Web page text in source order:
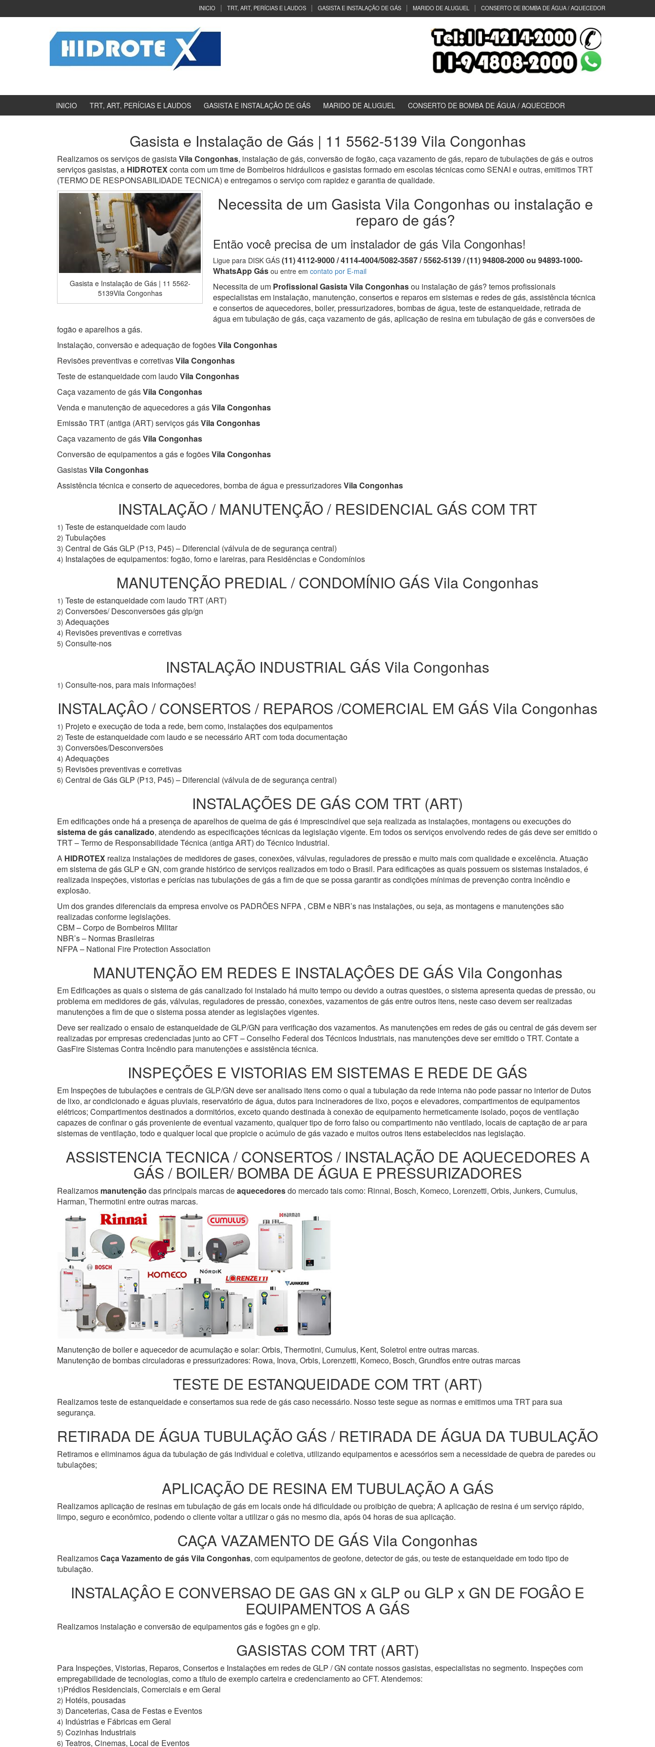
INICIO TRT, ART, PERÍCIAS E LAUDOS GASISTA E INSTALAÇÃO DE GÁS MARIDO DE ALUGUEL CONSERTO DE BOMBA DE ÁGUA / AQUECEDOR
INICIO TRT, ART, PERÍCIAS E LAUDOS GASISTA E INSTALAÇÃO DE GÁS MARIDO DE ALUGUEL CONSERTO DE BOMBA DE ÁGUA / AQUECEDOR
Gasista e Instalação de Gás | 11 5562-5139 Vila Congonhas
Realizamos os serviços de gasistaVila Congonhas, instalação de gás, conversão de fogão, caça vazamento de gás, reparo de tubulações de gás e outros
serviços gasistas, a HIDROTEXconta com um time de Bombeiros hidráulicos e gasistas formado em escolas técnicas como SENAI e outras, emitimos TRT
(TERMO DE RESPONSABILIDADE TECNICA) e entregamos o serviço com rapidez e garantia de qualidade.
Gasista e Instalação de Gás | 11 5562-
5139Vila Congonhas
Necessita de um Gasista Vila Congonhas ou instalação e
reparo de gás?
Então você precisa de um instalador de gás Vila Congonhas!
Ligue para DISK GÁS (11) 4112-9000 / 4114-4004/5082-3587 / 5562-5139 / (11) 94808-2000 ou 94893-1000-
WhatsApp Gás ou entre em contato por E-mail
Necessita de um Profissional Gasista Vila Congonhasou instalação de gás? temos profissionais
especialistas em instalação, manutenção, consertos e reparos em sistemas e redes de gás, assistência técnica
e consertos de aquecedores, boiler, pressurizadores, bombas de água, teste de estanqueidade, retirada de
água em tubulação de gás, caça vazamento de gás, aplicação de resina em tubulação de gás e conversões de
fogão e aparelhos a gás.
Instalação, conversão e adequação de fogõesVila Congonhas
Revisões preventivas e corretivasVila Congonhas
Teste de estanqueidade com laudoVila Congonhas
Caça vazamento de gásVila Congonhas
Venda e manutenção de aquecedores a gásVila Congonhas
Emissão TRT (antiga (ART) serviços gásVila Congonhas
Caça vazamento de gásVila Congonhas
Conversão de equipamentos a gás e fogõesVila Congonhas
GasistasVila Congonhas
Assistência técnica e conserto de aquecedores, bomba de água e pressurizadoresVila Congonhas
INSTALAÇÃO / MANUTENÇÃO / RESIDENCIAL GÁS COM TRT
1) Teste de estanqueidade com laudo
2) Tubulações
3) Central de Gás GLP (P13, P45) – Diferencial (válvula de de segurança central)
4) Instalações de equipamentos: fogão, forno e lareiras, para Residências e Condomínios
MANUTENÇÃO PREDIAL / CONDOMÍNIO GÁS Vila Congonhas
1) Teste de estanqueidade com laudo TRT (ART)
2) Conversões/ Desconversões gás glp/gn
3) Adequações
4) Revisões preventivas e corretivas
5) Consulte-nos
INSTALAÇÃO INDUSTRIAL GÁS Vila Congonhas
1) Consulte-nos, para mais informações!
INSTALAÇÂO / CONSERTOS / REPAROS /COMERCIAL EM GÁS Vila Congonhas
1) Projeto e execução de toda a rede, bem como, instalações dos equipamentos
2) Teste de estanqueidade com laudo e se necessário ART com toda documentação
3) Conversões/Desconversões
4) Adequações
5) Revisões preventivas e corretivas
6) Central de Gás GLP (P13, P45) – Diferencial (válvula de de segurança central)
INSTALAÇÕES DE GÁS COM TRT (ART)
Em edificações onde há a presença de aparelhos de queima de gás é imprescindível que seja realizada as instalações, montagens ou execuções do
sistema de gás canalizado, atendendo as especificações técnicas da legislação vigente. Em todos os serviços envolvendo redes de gás deve ser emitido o
TRT – Termo de Responsabilidade Técnica (antiga ART) do Técnico Industrial.
A HIDROTEX realiza instalações de medidores de gases, conexões, válvulas, reguladores de pressão e muito mais com qualidade e excelência. Atuação
em sistema de gás GLP e GN, com grande histórico de serviços realizados em todo o Brasil. Para edificações as quais possuem os sistemas instalados, é
realizada inspeções, vistorias e perícias nas tubulações de gás a fim de que se possa garantir as condições mínimas de prevenção contra incêndio e
explosão.
Um dos grandes diferenciais da empresa envolve os PADRÕES NFPA , CBM e NBR’s nas instalações, ou seja, as montagens e manutenções são
realizadas conforme legislações.
CBM – Corpo de Bombeiros Militar
NBR’s – Normas Brasileiras
NFPA – National Fire Protection Association
MANUTENÇÃO EM REDES E INSTALAÇÔES DE GÁS Vila Congonhas
Em Edificações as quais o sistema de gás canalizado foi instalado há muito tempo ou devido a outras questões, o sistema apresenta quedas de pressão, ou
problema em medidores de gás, válvulas, reguladores de pressão, conexões, vazamentos de gás entre outros itens, neste caso devem ser realizadas
manutenções a fim de que o sistema possa atender as legislações vigentes.
Deve ser realizado o ensaio de estanqueidade de GLP/GN para verificação dos vazamentos. As manutenções em redes de gás ou central de gás devem ser
realizadas por empresas credenciadas junto ao CFT – Conselho Federal dos Técnicos Industriais, nas manutenções deve ser emitido o TRT. Contate a
GasFire Sistemas Contra Incêndio para manutenções e assistência técnica.
INSPEÇÕES E VISTORIAS EM SISTEMAS E REDE DE GÁS
Em Inspeções de tubulações e centrais de GLP/GN deve ser analisado itens como o qual a tubulação da rede interna não pode passar no interior de Dutos
de lixo, ar condicionado e águas pluviais, reservatório de água, dutos para incineradores de lixo, poços e elevadores, compartimentos de equipamentos
elétricos; Compartimentos destinados a dormitórios, exceto quando destinada à conexão de equipamento hermeticamente isolado, poços de ventilação
capazes de confinar o gás proveniente de eventual vazamento, qualquer tipo de forro falso ou compartimento não ventilado, locais de captação de ar para
sistemas de ventilação, todo e qualquer local que propicie o acúmulo de gás vazado e muitos outros itens estabelecidos nas legislação.
ASSISTENCIA TECNICA / CONSERTOS / INSTALAÇÃO DE AQUECEDORES A
GÁS / BOILER/ BOMBA DE ÁGUA E PRESSURIZADORES
Realizamos manutenção das principais marcas deaquecedoresdo mercado tais como: Rinnai, Bosch, Komeco, Lorenzetti, Orbis, Junkers, Cumulus,
Harman, Thermotini entre outras marcas.
Manutenção de boiler e aquecedor de acumulação e solar: Orbis, Thermotini, Cumulus, Kent, Soletrol entre outras marcas.
Manutenção de bombas circuladoras e pressurizadores: Rowa, Inova, Orbis, Lorenzetti, Komeco, Bosch, Grundfos entre outras marcas
TESTE DE ESTANQUEIDADE COM TRT (ART)
Realizamos teste de estanqueidade e consertamos sua rede de gás caso necessário. Nosso teste segue as normas e emitimos uma TRT para sua
segurança.
RETIRADA DE ÁGUA TUBULAÇÃO GÁS / RETIRADA DE ÁGUA DA TUBULAÇÃO
Retiramos e eliminamos água da tubulação de gás individual e coletiva, utilizando equipamentos e acessórios sem a necessidade de quebra de paredes ou
tubulações;
APLICAÇÃO DE RESINA EM TUBULAÇÃO A GÁS
Realizamos aplicação de resinas em tubulação de gás em locais onde há dificuldade ou proibição de quebra; A aplicação de resina é um serviço rápido,
limpo, seguro e econômico, podendo o cliente voltar a utilizar o gás no mesmo dia, após 04 horas de sua aplicação.
CAÇA VAZAMENTO DE GÁS Vila Congonhas
RealizamosCaça Vazamento de gás Vila Congonhas, com equipamentos de geofone, detector de gás, ou teste de estanqueidade em todo tipo de
tubulação.
INSTALAÇÂO E CONVERSAO DE GAS GN x GLP ou GLP x GN DE FOGÂO E
EQUIPAMENTOS A GÁS
Realizamos instalação e conversão de equipamentos gás e fogões gn e glp.
GASISTAS COM TRT (ART)
Para Inspeções, Vistorias, Reparos, Consertos e Instalações em redes de GLP / GN contate nossos gasistas, especialistas no segmento. Inspeções com
empregabilidade de tecnologias, como a título de exemplo carteira e credenciamento ao CFT. Atendemos:
1)Prédios Residenciais, Comerciais e em Geral
2) Hotéis, pousadas
3) Danceterias, Casa de Festas e Eventos
4) Indústrias e Fábricas em Geral
5) Cozinhas Industriais
6) Teatros, Cinemas, Local de Eventos